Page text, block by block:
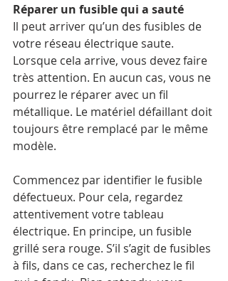
Réparer un fusible qui a sauté
Il peut arriver qu’un des fusibles de
votre réseau électrique saute.
Lorsque cela arrive, vous devez faire
très attention. En aucun cas, vous ne
pourrez le réparer avec un fil
métallique. Le matériel défaillant doit
toujours être remplacé par le même
modèle.
Commencez par identifier le fusible
défectueux. Pour cela, regardez
attentivement votre tableau
électrique. En principe, un fusible
grillé sera rouge. S’il s’agit de fusibles
à fils, dans ce cas, recherchez le fil